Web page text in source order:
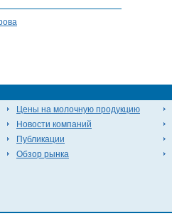
Цены на молочную продукцию
Новости компаний
Публикации
Обзор рынка